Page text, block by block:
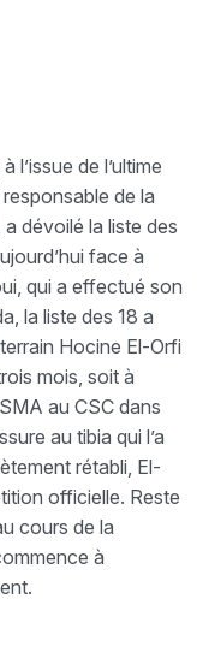
l’issue de l’ultime
de la
dévoilé la liste des
face à
qui a effectué son
la liste des 18 a
Hocine El-Orfi
mois, soit à
au CSC dans
au tibia qui l’a
rétabli, El-
officielle. Reste
cours de la
à